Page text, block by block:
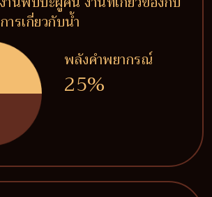
รเกี่ยวกับน้ำ
พลังคำพยากรณ์
25%